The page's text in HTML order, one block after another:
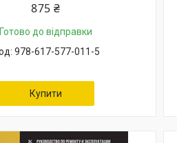
875 ₴
Готово до відправки
978-617-577-011-5
Купити